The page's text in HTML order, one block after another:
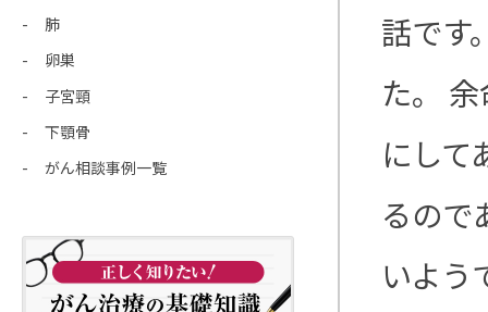
話です
た。
にし
るので
いよう
肺
卵巣
子宮頸
下顎骨
がん相談事例一覧